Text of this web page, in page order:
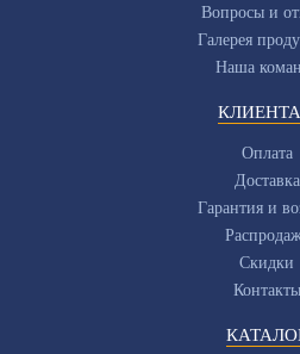
Вопросы и
Галерея
Наша
Оплата
Доставка
Гарантия и
Скидки
Контакты